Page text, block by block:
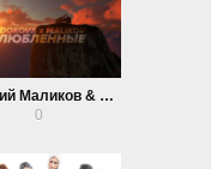
Дмитрий Маликов & Анна Седокова — Влюбленные
0